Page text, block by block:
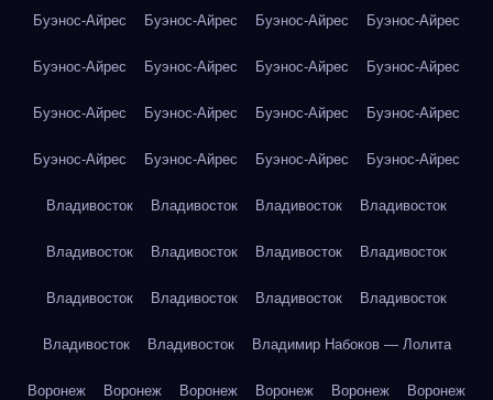
Буэнос-Айрес Буэнос-Айрес Буэнос-Айрес Буэнос-Айрес
Буэнос-Айрес Буэнос-Айрес Буэнос-Айрес Буэнос-Айрес
Буэнос-Айрес Буэнос-Айрес Буэнос-Айрес Буэнос-Айрес
Буэнос-Айрес Буэнос-Айрес Буэнос-Айрес Буэнос-Айрес
Владивосток Владивосток Владивосток Владивосток
Владивосток Владивосток Владивосток Владивосток
Владивосток Владивосток Владивосток Владивосток
Владивосток Владивосток Владимир Набоков — Лолита
Воронеж Воронеж Воронеж Воронеж Воронеж Воронеж